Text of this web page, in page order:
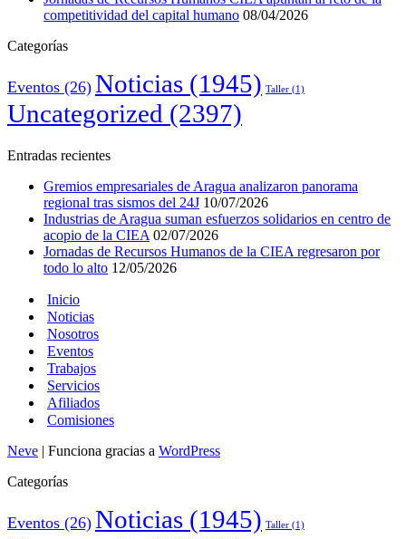
competitividad del capital humano 08/04/2026
Categorías
Eventos (26) Noticias (1945) Taller (1)
Uncategorized (2397)
Entradas recientes
Gremios empresariales de Aragua analizaron panorama
regional tras sismos del 24J 10/07/2026
Industrias de Aragua suman esfuerzos solidarios en centro de
acopio de la CIEA 02/07/2026
Jornadas de Recursos Humanos de la CIEA regresaron por
todo lo alto 12/05/2026
Inicio
Noticias
Nosotros
Eventos
Trabajos
Servicios
Afiliados
Comisiones
Neve | Funciona gracias a WordPress
Categorías
Eventos (26) Noticias (1945) Taller (1)